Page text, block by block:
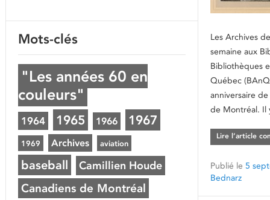
Les Archives
semaine aux
Bibliothèques
Québec
anniversaire
de Montréal.
Lire l’article
Publié le 5
Bednarz
Mots-clés
"Les années 60 en
couleurs"
1964 1965 1966 1967
1969 Archives aviation
baseball Camillien Houde
Canadiens de Montréal